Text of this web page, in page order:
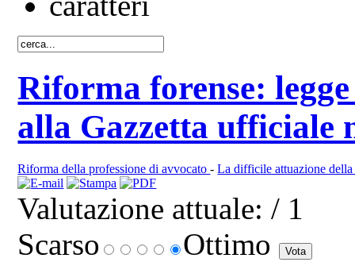
Riforma forense:
alla Gazzetta ufficiale
Riforma della professione di avvocato-La difficile attuazione
Valutazione attuale: / 1
Scarso
Ottimo